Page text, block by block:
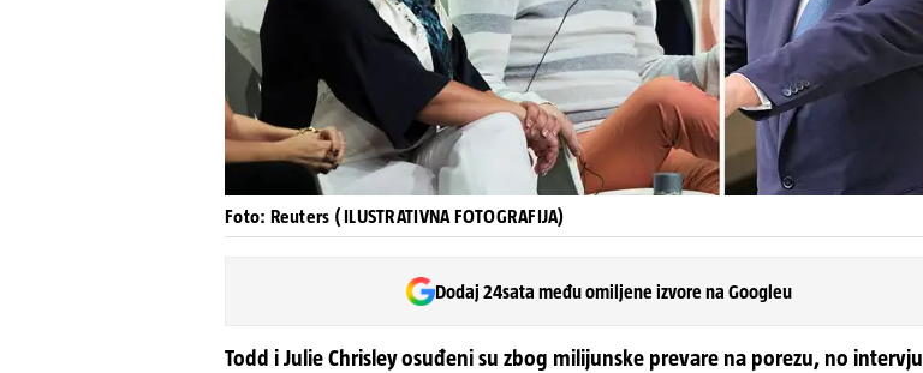
Foto: Reuters ( ILUSTRATIVNA FOTOGRAFIJA)
Dodaj 24sata među omiljene izvore na Googleu
Todd i Julie Chrisley osuđeni su zbog milijunske prevare na porezu, no intervju